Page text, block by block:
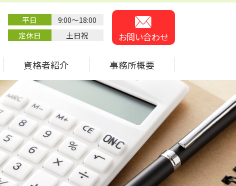
平日
9:00～18:00
定休日
土日祝 お問い合わせ
資格者紹介 事務所概要